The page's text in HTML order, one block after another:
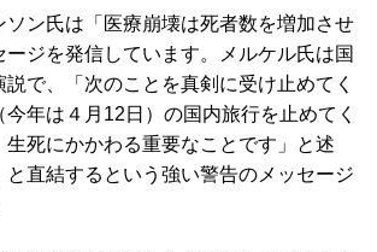
ン氏は「医療崩壊は死者数を増加させ
ージを発信しています。メルケル氏は国
説で、「次のことを真剣に受け止めてく
年は４月12日）の国内旅行を止めてく
生死にかかわる重要なことです」と述
と直結するという強い警告のメッセージ